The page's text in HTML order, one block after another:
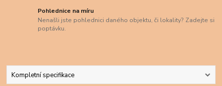
Pohlednice na míru
Nenašli jste pohlednici daného objektu, či lokality? Zadejte si
poptávku.
Kompletní specifikace